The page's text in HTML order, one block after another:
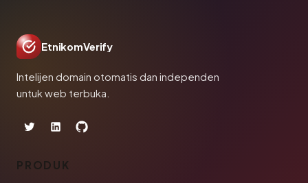
EtnikomVerify
Intelijen domain otomatis dan independen
untuk web terbuka.
PRODUK